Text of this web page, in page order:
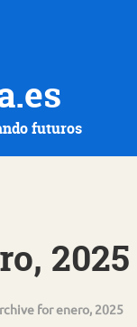
futuros
2025
for enero, 2025